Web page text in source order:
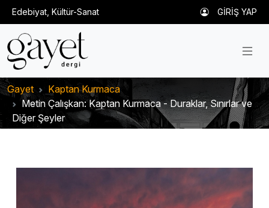
Edebiyat, Kültür-Sanat GİRİŞ YAP
Gayet
Kaptan Kurmaca
Metin Çalışkan: Kaptan Kurmaca - Duraklar, Sınırlar ve
Diğer Şeyler